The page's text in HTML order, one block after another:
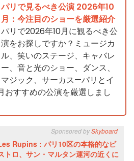
パリで見るべき公演 2026年10
月：今注目のショーを厳選紹介
パリで2026年10月に観るべき公
演をお探しですか？ミュージカ
ル、笑いのステージ、キャバレ
ー、音と光のショー、ダンス、
マジック、サーカス—パリとイ
すすめの公演を厳選しまし